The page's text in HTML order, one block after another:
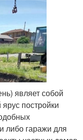
являет собой
постройки
либо гаражи для